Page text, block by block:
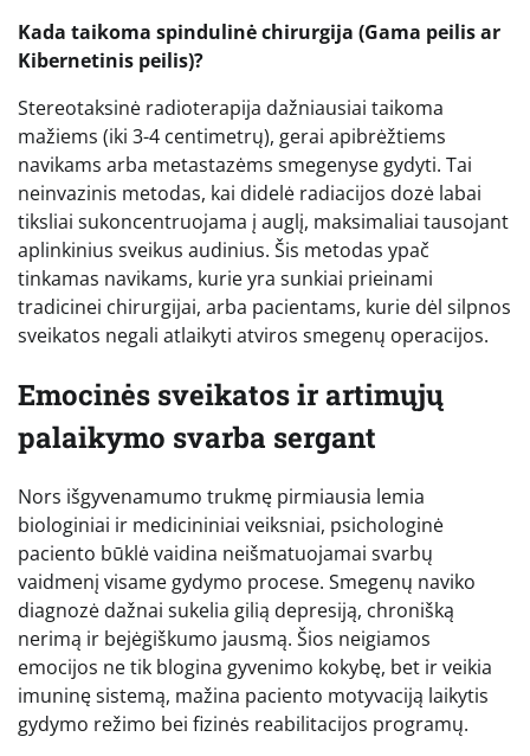
Kada taikoma spindulinė chirurgija (Gama peilis ar
Kibernetinis peilis)?
Stereotaksinė radioterapija dažniausiai taikoma
mažiems (iki 3-4 centimetrų), gerai apibrėžtiems
navikams arba metastazėms smegenyse gydyti. Tai
neinvazinis metodas, kai didelė radiacijos dozė labai
tiksliai sukoncentruojama į auglį, maksimaliai tausojant
aplinkinius sveikus audinius. Šis metodas ypač
tinkamas navikams, kurie yra sunkiai prieinami
tradicinei chirurgijai, arba pacientams, kurie dėl silpnos
sveikatos negali atlaikyti atviros smegenų operacijos.
Emocinės sveikatos ir artimųjų
palaikymo svarba sergant
Nors išgyvenamumo trukmę pirmiausia lemia
biologiniai ir medicininiai veiksniai, psichologinė
paciento būklė vaidina neišmatuojamai svarbų
vaidmenį visame gydymo procese. Smegenų naviko
diagnozė dažnai sukelia gilią depresiją, chronišką
nerimą ir bejėgiškumo jausmą. Šios neigiamos
emocijos ne tik blogina gyvenimo kokybę, bet ir veikia
imuninę sistemą, mažina paciento motyvaciją laikytis
gydymo režimo bei fizinės reabilitacijos programų.